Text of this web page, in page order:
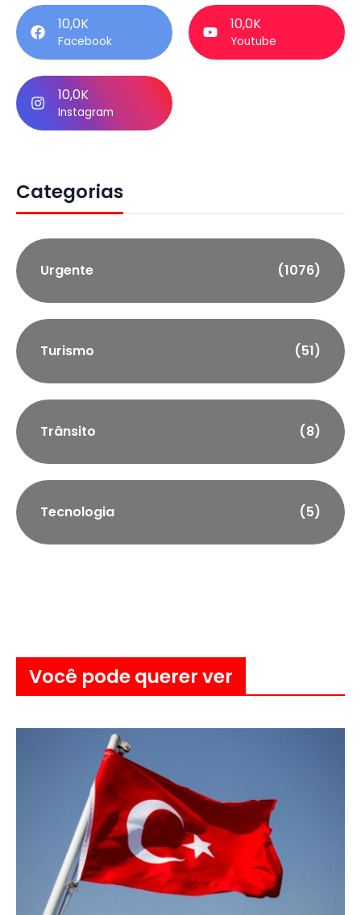
10,0K
Facebook
10,0K
Youtube
10,0K
Instagram
Categorias
Urgente (1076)
Turismo (51)
Trânsito (8)
Tecnologia (5)
Você pode querer ver